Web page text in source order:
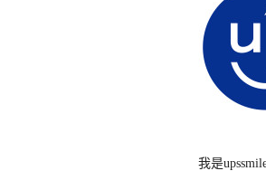
我是